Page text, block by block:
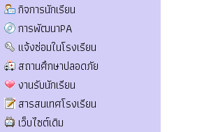
กิจการนักเรียน
การพัฒนาPA
แจ้งซ่อมในโรงเรียน
สถานศึกษาปลอดภัย
งานรับนักเรียน
สารสนเทศโรงเรียน
เว็บไซต์เดิม